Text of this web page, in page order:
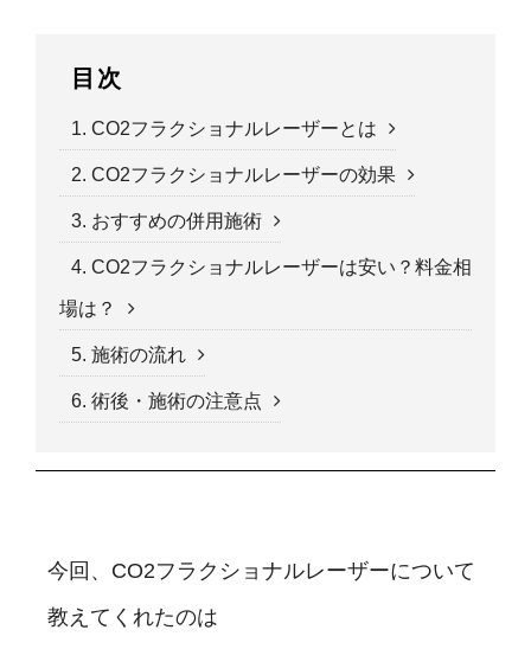
目次
1. CO2フラクショナルレーザーとは
2. CO2フラクショナルレーザーの効果
3. おすすめの併用施術
4. CO2フラクショナルレーザーは安い？料金相
場は？
5. 施術の流れ
6. 術後・施術の注意点
今回、CO2フラクショナルレーザーについて
教えてくれたのは